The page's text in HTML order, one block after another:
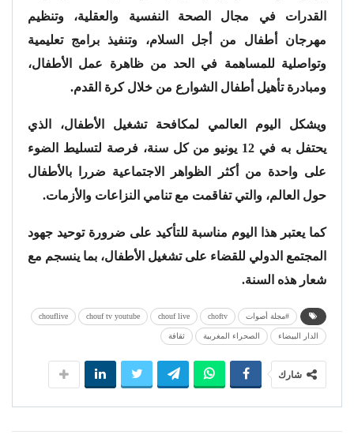
القدرات في مجال الصحة النفسية والعقلية، وتنظيم
مهرجان أطفال من أجل السلام، وتنفيذ برامج تعليمية
وتواصلية للمساهمة في الحد من ظاهرة عمل الأطفال،
ومبادرة تأهيل أطفال الشوارع من خلال كرة القدم.
ويشكل اليوم العالمي لمكافحة تشغيل الأطفال، الذي
يحتفل به في 12 يونيو من كل سنة، فرصة لتسليط الضوء
على واحدة من أكثر الظواهر الاجتماعية ضررا بالأطفال
حول العالم، والتي تفاقمت مع تنامي النزاعات والأزمات.
كما يعتبر هذا اليوم مناسبة للتأكيد على ضرورة توحيد جهود
المجتمع الدولي للقضاء على تشغيل الأطفال، بما ينسجم مع
شعار هذه السنة.
#مجلة أصوات choftv
chouf live
chouf tv youtube
chouflive
الدار البيضاء الصحراء المغربية ثقافة
شارك